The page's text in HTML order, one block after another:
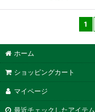
1
ホーム
ショッピングカート
マイページ
最近チェックしたアイテム